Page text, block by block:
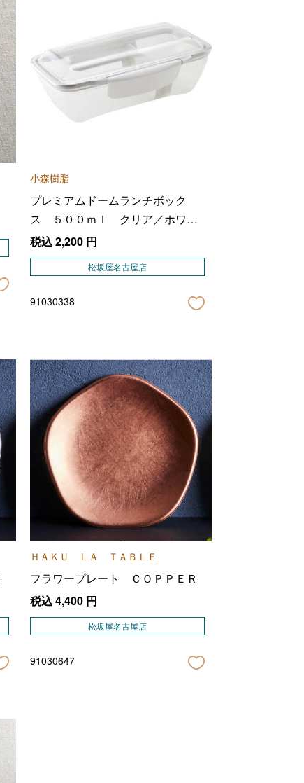
小森樹脂
プレミアムドームランチボック
ス ５００ｍｌ クリア／ホワイ
ト
税込2,200 円
松坂屋名古屋店
91030338
ＨＡＫＵ ＬＡ ＴＡＢＬＥ
フラワープレート ＣＯＰＰＥＲ
税込4,400 円
松坂屋名古屋店
91030647